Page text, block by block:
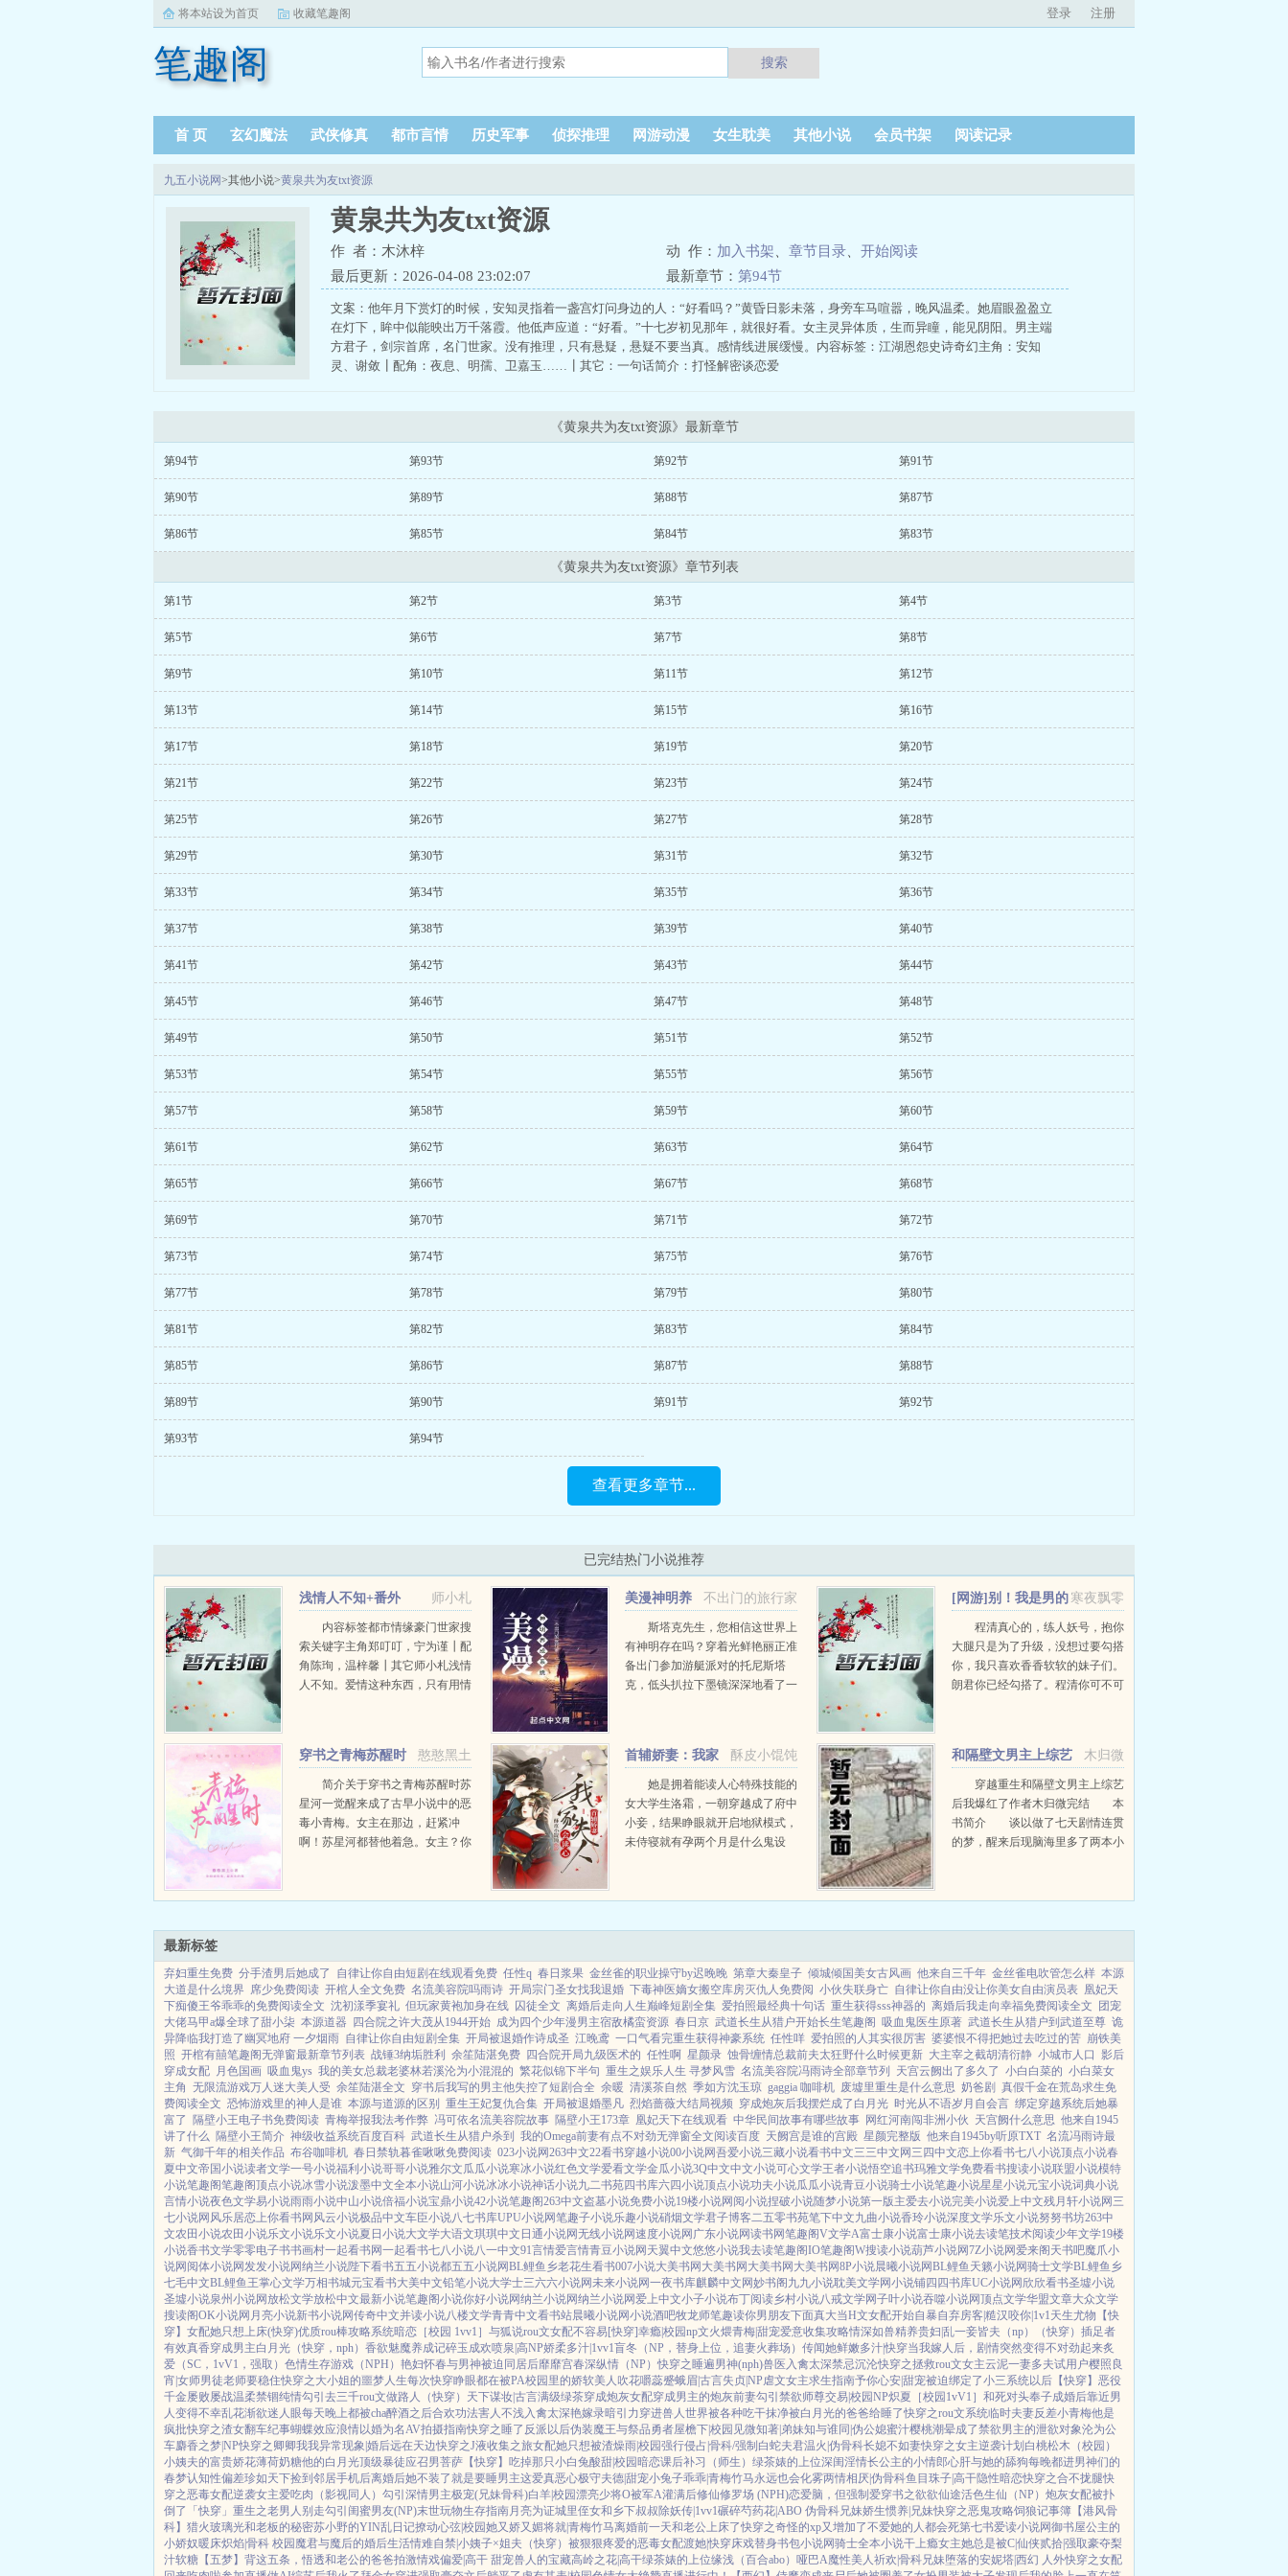
将本站设为首页 收藏笔趣阁 登录 注册
笔趣阁 搜索
首 页 玄幻魔法 武侠修真 都市言情 历史军事 侦探推理 网游动漫 女生耽美 其他小说 会员书架 阅读记录
九五小说网>其他小说>黄泉共为友txt资源
黄泉共为友txt资源
作 者：木沐梓 动 作： 加入书架 章节目录
开始阅读
最后更新：2026-04-08 23:02:07
最新章节： 第94节
文案：他年月下赏灯的时候，安知灵指着一盏宫灯问身边的人：“好看吗？”黄昏日影未落，身旁车马喧嚣，晚风温柔。她眉眼盈盈立
在灯下，眸中似能映出万千落霞。他低声应道：“好看。”十七岁初见那年，就很好看。女主灵异体质，生而异瞳，能见阴阳。男主端
方君子，剑宗首席，名门世家。没有推理，只有悬疑，悬疑不要当真。感情线进展缓慢。内容标签：江湖恩怨史诗奇幻主角：安知
灵、谢敛┃配角：夜息、明孺、卫嘉玉……┃其它：一句话简介：打怪解密谈恋爱
《黄泉共为友txt资源》最新章节
第94节 第93节 第92节 第91节
第90节 第89节 第88节 第87节
第86节 第85节 第84节 第83节
《黄泉共为友txt资源》章节列表
第1节 第2节 第3节 第4节
第5节 第6节 第7节 第8节
第9节 第10节 第11节 第12节
第13节 第14节 第15节 第16节
第17节 第18节 第19节 第20节
第21节 第22节 第23节 第24节
第25节 第26节 第27节 第28节
第29节 第30节 第31节 第32节
第33节 第34节 第35节 第36节
第37节 第38节 第39节 第40节
第41节 第42节 第43节 第44节
第45节 第46节 第47节 第48节
第49节 第50节 第51节 第52节
第53节 第54节 第55节 第56节
第57节 第58节 第59节 第60节
第61节 第62节 第63节 第64节
第65节 第66节 第67节 第68节
第69节 第70节 第71节 第72节
第73节 第74节 第75节 第76节
第77节 第78节 第79节 第80节
第81节 第82节 第83节 第84节
第85节 第86节 第87节 第88节
第89节 第90节 第91节 第92节
第93节 第94节
查看更多章节...
已完结热门小说推荐
师小札
浅情人不知+番外
内容标签都市情缘豪门世家搜
索关键字主角郑叮叮，宁为谨┃配
角陈珣，温梓馨┃其它师小札浅情
人不知。爱情这种东西，只有用情
不出门的旅行家
美漫神明养
成系统斯塔克先生，您相信这世界上
有神明存在吗？穿着光鲜艳丽正准
备出门参加游艇派对的托尼斯塔
克，低头扒拉下墨镜深深地看了一
业制造的导弹上，送你...
寒夜飘零
[网游]别！我是男的
+番外程清真心的，练人妖号，抱你
大腿只是为了升级，没想过要勾搭
你，我只喜欢香香软软的妹子们。
朗君你已经勾搭了。程清你可不可
憨憨黑土
穿书之青梅苏醒时
简介关于穿书之青梅苏醒时苏
星河一觉醒来成了古早小说中的恶
毒小青梅。女主在那边，赶紧冲
啊！苏星河都替他着急。女主？你
欢的男生要比你高，比你瘦，比你
酥皮小馄饨
首辅娇妻：我家
夫人会读心
她是拥着能读人心特殊技能的
女大学生洛霜，一朝穿越成了府中
小妾，结果睁眼就开启地狱模式，
未侍寝就有孕两个月是什么鬼设
质来！他是穆府不得宠的庶子穆尘
木归微
和隔壁文男主上综艺
后我爆红了
穿越重生和隔壁文男主上综艺
后我爆红了作者木归微完结 本
书简介 谈以做了七天剧情连贯
的梦，醒来后现脑海里多了两本小
张喜怒无常，在休学一年后，不知
最新标签
弃妇重生免费 分手渣男后她成了 自律让你自由短剧在线观看免费 任性q 春日浆果 金丝雀的职业操守by迟晚晚 第章大秦皇子 倾城倾国美女古风画 他来自三千年 金丝雀电吹管怎么样 本源
大道是什么境界 席少免费阅读 开棺人全文免费 名流美容院吗雨诗 开局宗门圣女找我退婚 下毒神医嫡女搬空库房灭仇人免费阅 小伙失联身亡 自律让你自由没让你美女自由演员表 凰妃天
下痴傻王爷乖乖的免费阅读全文 沈初漾季宴礼 但玩家黄袍加身在线 囚徒全文 离婚后走向人生巅峰短剧全集 爱拍照最经典十句话 重生获得sss神器的 离婚后我走向幸福免费阅读全文
团宠
大佬马甲a爆全球了甜小柒 本源道器 四合院之许大茂从1944开始 成为四个少年漫男主宿敌橘蛮资源 春日京 武道长生从猎户开始长生笔趣阁 吸血鬼医生原著 武道长生从猎户到武道至尊 诡
异降临我打造了幽冥地府 一夕烟雨 自律让你自由短剧全集 开局被退婚作诗成圣 江晚鸢 一口气看完重生获得神豪系统 任性咩 爱拍照的人其实很厉害 婆婆恨不得把她过去吃过的苦 崩铁美
照 开棺有囍笔趣阁无弹窗最新章节列表 战锤3纳垢胜利 余笙陆湛免费 四合院开局九级医术的 任性啊 星颜录 蚀骨缠情总裁前夫太狂野什么时候更新 大主宰之截胡清衍静 小城市人口 影后
穿成女配 月色国画 吸血鬼ys 我的美女总裁老婆林若溪沦为小混混的 繁花似锦下半句 重生之娱乐人生 寻梦风雪 名流美容院冯雨诗全部章节列 天宫云阙出了多久了 小白白菜的 小白菜女
主角 无限流游戏万人迷大美人受 余笙陆湛全文 穿书后我写的男主他失控了短剧合全 余暖 清溪茶自然 季如方沈玉琼 gaggia 咖啡机 废墟里重生是什么意思 奶爸剧 真假千金在荒岛求生免
费阅读全文 恐怖游戏里的神人是谁 本源与道源的区别 重生王妃复仇合集 开局被退婚墨凡 烈焰蔷薇大结局视频 穿成炮灰后我摆烂成了白月光 时光从不语岁月自会言 绑定穿越系统后她暴
富了
隔壁小王电子书免费阅读 青梅举报我法考作弊 冯可依名流美容院故事 隔壁小王173章 凰妃天下在线观看 中华民间故事有哪些故事 网红河南闯非洲小伙 天宫阙什么意思 他来自1945
讲了什么 隔壁小王简介 神级收益系统百度百科 武道长生从猎户杀到 我的Omega前妻有点不对劲无弹窗全文阅读百度 天阙宫是谁的宫殿 星颜完整版 他来自1945by听原TXT 名流冯雨诗最
新 气御千年的相关作品 布谷咖啡机 春日禁轨暮雀啾啾免费阅读 023小说网263中文22看书穿越小说00小说网吾爱小说三藏小说看书中文三三中文网 三四中文恋上你看书七八小说顶点小说春
夏中文帝国小说读者文学一号小说福利小说哥哥小说雅尔文瓜瓜小说寒冰小说红色文学爱看文学金瓜小说3Q中文中文小说可心文学王者小说悟空追书玛雅文学免费看书搜读小说联盟小说模特
小说笔趣阁笔趣阁顶点小说冰雪小说泼墨中文全本小说山河小说冰冰小说神话小说九二书苑四书库六四小说顶点小说功夫小说瓜瓜小说青豆小说骑士小说笔趣小说星星小说元宝小说词典小说
言情小说夜色文学易小说雨雨小说中山小说倍福小说宝鼎小说42小说笔趣阁263中文盗墓小说免费小说19楼小说网阅小说捏破小说随梦小说第一版主爱去小说完美小说爱上中文残月轩小说网 三
七小说网 风乐居恋上你看书网 风云小说极品中文车臣小说八七书库UPU小说网笔趣子小说乐趣小说硝烟文学君子博客二五零书苑笔下中文九曲小说香玲小说深度文学乐文小说努努书坊263中
文农田小说农田小说乐文小说乐文小说夏日小说大文学大语文琪琪中文 日通小说网无线小说网速度小说网 广东小说网读书网笔趣阁V文学A富士康小说富士康小说去读笔技术阅读少年文学19楼
小说香书文学零零电子书书画村一起看书网一起看书七八小说八一中文91言情爱言情青豆小说网 天翼中文悠悠小说我去读笔趣阁IO笔趣阁W搜读小说葫芦小说网7Z小说网爱来阁 天书吧魔爪小
说网 阅体小说网发发小说网纳兰小说陛下看书五五小说都五五小说网BL鲤鱼乡老花生看书007小说大美书网 大美书网 大美书网 大美书网8P小说晨曦小说网BL鲤鱼 天籁小说网骑士文学BL鲤鱼乡
七毛中文BL鲤鱼王掌心文学万相书城元宝看书大美中文铅笔小说大学士三六六小说网未来小说网一夜书库麒麟中文网妙书阁 九九小说耽美文学网小说铺四四书库UC小说网 欣欣看书圣墟小说
圣墟小说泉州小说网放松文学放松中文最新小说笔趣阁小说你好小说网纳兰小说网纳兰小说网爱上中文小子小说布丁阅读乡村小说八戒文学网子叶小说吞噬小说网顶点文学华盟文章大众文学
搜读阁OK小说网 月亮小说新书小说网传奇中文并读小说八楼文学青青中文看书站晨曦小说网小说酒吧牧龙师笔趣读你男朋友下面真大当H文女配开始自暴自弃房客|糙汉咬你|1v1天生尤物【快
穿】 女配她只想上床(快穿)优质rou棒攻略系统暗恋［校园 1vv1］ 与狐说rou文女配不容易[快穿]幸瘾|校园np文火煨青梅|甜宠爱意收集攻略情深如兽精养贵妇|乱一妾皆夫（np）
（快穿）插足者
有效真香穿成男主白月光（快穿，nph） 香欲魅魔养成记碎玉成欢喷泉|高NP娇柔多汁|1vv1盲冬（NP，替身上位，追妻火葬场） 传闻她鲜嫩多汁|快穿当我嫁人后，剧情突然变得不对劲起来炙
爱（SC，1vV1，强取） 色情生存游戏（NPH） 艳妇怀春与男神被迫同居后靡靡宫春深纵情（NP）快穿之睡遍男神(nph)兽医 入禽太深禁忌沉沦快穿之拯救rou文女主云泥一妻多夫试用户樱照良
宵|女师男徒老师要稳住快穿之大小姐的噩梦人生每次快穿睁眼都在被PA校园里的娇软美人 吹花嚼蕊蹙蛾眉|古言失贞|NP虐文女主求生指南予你心安|甜宠被迫绑定了小三系统以后【快穿】 恶役
千金屡败屡战温柔禁锢纯情勾引 去三千rou文做路人（快穿） 天下谋妆|古言满级绿茶穿成炮灰女配穿成男主的炮灰前妻勾引禁欲师尊交易|校园NP炽夏［校园1vV1］ 和死对头奉子成婚后靠近男
人变得不幸乱花渐欲迷人眼每天晚上都被cha醉酒之后合欢功法害人不浅入禽太深艳嫁录暗引力穿进兽人世界被各种吃干抹净被白月光的爸爸给睡了快穿之rou文系统临时夫妻反差小青梅他是
疯批快穿之渣女翻车纪事蝴蝶效应浪情以婚为名AV拍摄指南快穿之睡了反派以后伪装魔王与祭品勇者屋檐下|校园 见微知著|弟妹知与谁同|伪公媳蜜汁樱桃潮晕成了禁欲男主的泄欲对象沦为公
车麝香之梦|NP快穿之卿卿我我异常现象|婚后远在天边快穿之J液收集之旅女配她只想被渣燥雨|校园强行侵占|骨科/强制 白蛇夫君温火|伪骨科长媳不如妻快穿之女主逆袭计划 白桃松木（校园）
小姨夫的富贵娇花薄荷奶糖他的白月光顶级暴徒应召男菩萨 【快穿】吃掉那只小白兔酸甜|校园暗恋课后补习（师生） 绿茶婊的上位深闺淫情长公主的小情郎心肝与她的舔狗每晚都进男神们的
春梦认知性偏差珍如天下捡到邻居手机后离婚后她不装了就是要睡男主这爱真恶心极守夫德|甜宠小兔子乖乖|青梅竹马永远也会化雾两情相厌|伪骨科鱼目珠子|高干隐性暗恋快穿之合不拢腿快
穿之恶毒女配逆袭女主爱吃肉 （影视同人）勾引深情男主极宠(兄妹骨科)白羊|校园漂亮少将O被军A灌满后修仙修罗场 (NPH)恋爱脑，但强制爱穿书之欲欲仙途活色生仙（NP） 炮灰女配被扑
倒了「快穿」 重生之老男人别走勾引闺蜜男友(NP)末世玩物生存指南月亮为证城里侄女和乡下叔叔除妖传|1vv1碾碎芍药花|ABO 伪骨科兄妹娇生惯养|兄妹快穿之恶鬼攻略饲狼记事簿 【港风骨
科】猎火玻璃光和老板的秘密苏小野的YIN乱日记撩动心弦|校园她又娇又媚将就|青梅竹马离婚前一天和老公上床了快穿之奇怪的xp又增加了不爱她的人都会死第七书爱读小说网御书屋公主的
小娇奴暖床炽焰|骨科 校园 魔君与魔后的婚后生活情难自禁|小姨子×姐夫 （快穿）被狠狠疼爱的恶毒女配渡她|快穿床戏替身书包小说网骑士全本小说干上瘾女主她总是被C|仙侠贰拾|强取豪夺梨
汁软糖 【五梦】背这五条，悟透和老公的爸爸拍激情戏偏爱|高干 甜宠兽人的宝藏高岭之花|高干绿茶婊的上位缘浅（百合abo）哑巴A魔性美人祈欢|骨科兄妹堕落的安妮塔|西幻 人外快穿之女配